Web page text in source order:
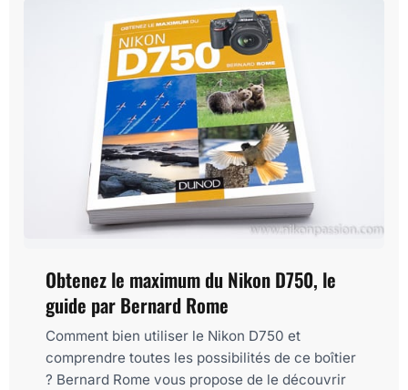
Obtenez le maximum du Nikon D750, le
guide par Bernard Rome
Comment bien utiliser le Nikon D750 et
comprendre toutes les possibilités de ce boîtier
? Bernard Rome vous propose de le découvrir